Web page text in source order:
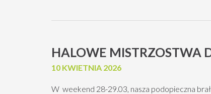
HALOWE MISTRZOSTWA
10 KWIETNIA 2026
W weekend 28-29.03, nasza podopieczna